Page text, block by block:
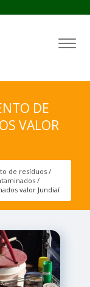
DE
VALOR
de resíduos
valor Jundiaí